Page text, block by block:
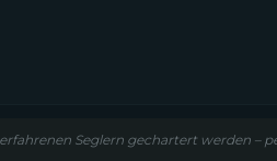
Seglern gechartert werden –